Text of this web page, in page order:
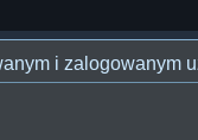
i zalogowanym